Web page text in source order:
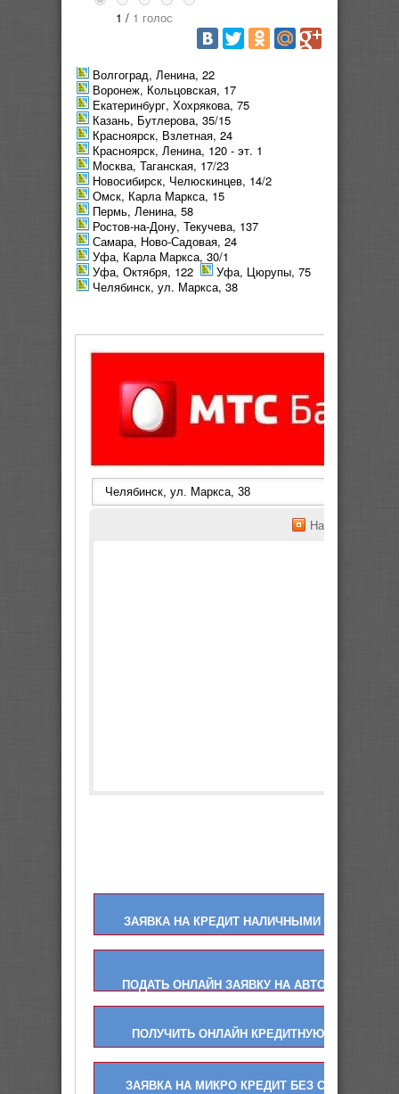
1 / 1 голос
Волгоград, Ленина, 22
Воронеж, Кольцовская, 17
Екатеринбург, Хохрякова, 75
Казань, Бутлерова, 35/15
Красноярск, Взлетная, 24
Красноярск, Ленина, 120 - эт. 1
Москва, Таганская, 17/23
Новосибирск, Челюскинцев, 14/2
Омск, Карла Маркса, 15
Пермь, Ленина, 58
Ростов-на-Дону, Текучева, 137
Самара, Ново-Садовая, 24
Уфа, Карла Маркса, 30/1
Уфа, Октября, 122
Уфа, Цюрупы, 75
Челябинск, ул. Маркса, 38
На весь экран
ЗАЯВКА НА КРЕДИТ НАЛИЧНЫМИ ОНЛАЙН
ПОДАТЬ ОНЛАЙН ЗАЯВКУ НА АВТО КРЕДИТ
ПОЛУЧИТЬ ОНЛАЙН КРЕДИТНУЮ КАРТУ
ЗАЯВКА НА МИКРО КРЕДИТ БЕЗ СПРАВОК